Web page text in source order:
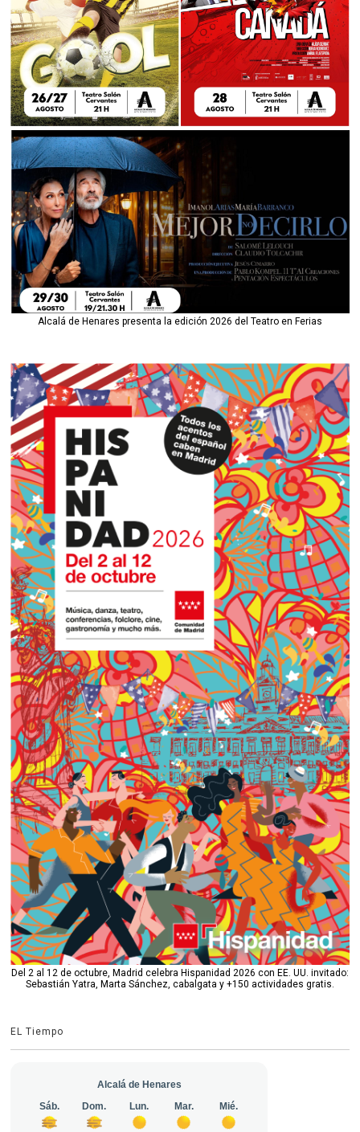
Alcalá de Henares presenta la edición 2026 del Teatro en Ferias
Del 2 al 12 de octubre, Madrid celebra Hispanidad 2026 con EE. UU. invitado:
Sebastián Yatra, Marta Sánchez, cabalgata y +150 actividades gratis.
EL Tiempo